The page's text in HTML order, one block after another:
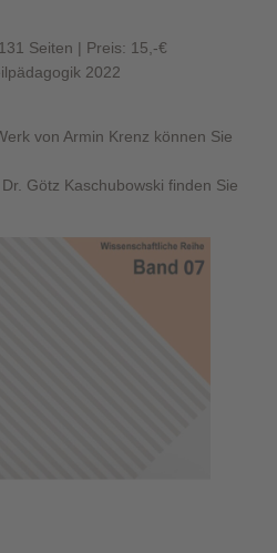
Seiten | Preis: 15,-€
2022
von Armin Krenz können Sie
Götz Kaschubowski finden Sie